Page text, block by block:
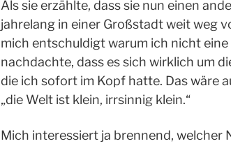
Als sie erzählte, dass sie nun einen
jahrelang in einer Großstadt weit weg
mich entschuldigt warum ich nicht
nachdachte, dass es sich wirklich um
die ich sofort im Kopf hatte. Das wäre
„die Welt ist klein, irrsinnig klein.“
Mich interessiert ja brennend, welcher